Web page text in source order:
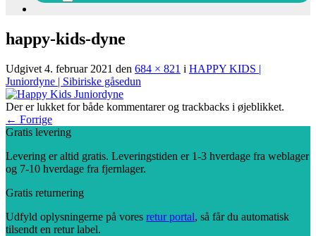
happy-kids-dyne
Udgivet 4. februar 2021 den 684 × 821 i HAPPY KIDS |
Juniordyne | Sibiriske gåsedun
Der er lukket for både kommentarer og trackbacks i øjeblikket.
← Forrige
Gratis levering
Levering er altid gratis. Leveringstiden er 1-3 hverdage fra weblager
og 7-10 hverdage fra fjernlager.
Gratis returnering
Udfyld oplysningerne på vores retur portal, så får du automatisk
tilsendt en retur label.